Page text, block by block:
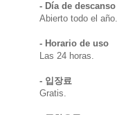
- Día de descanso
Abierto todo el año.
- Horario de uso
Las 24 horas.
- 입장료
Gratis.